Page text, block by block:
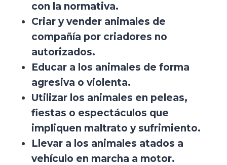
con la normativa.
Criar y vender animales de
compañía por criadores no
autorizados.
Educar a los animales de forma
agresiva o violenta.
Utilizar los animales en peleas,
fiestas o espectáculos que
impliquen maltrato y sufrimiento.
Llevar a los animales atados a
vehículo en marcha a motor.